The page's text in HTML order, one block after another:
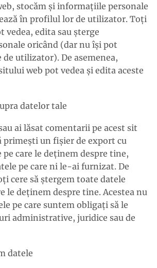
stocăm și informațiile personale
în profilul lor de utilizator. Toți
edita sau șterge
oricând (dar nu își pot
de utilizator). De asemenea,
web pot vedea și edita aceste
datelor tale
ai lăsat comentarii pe acest sit
primești un fișier de export cu
pe care le deținem despre tine,
pe care ni le-ai furnizat. De
cere să ștergem toate datele
le deținem despre tine. Acestea nu
pe care suntem obligați să le
administrative, juridice sau de
datele